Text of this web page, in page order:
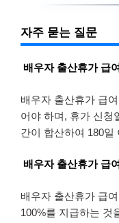
자주 묻는 질문
배우자 출산휴가 급
배우자 출산휴가 급
어야 하며, 휴가 신청
간이 합산하여 180일
배우자 출산휴가 급
배우자 출산휴가 급
100%를 지급하는 것